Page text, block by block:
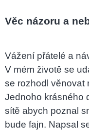
Věc názoru a
Vážení přátelé a
V mém životě se
se rozhodl věnovat
Jednoho krásného
sítě abych poznal
bude fajn. Napsal